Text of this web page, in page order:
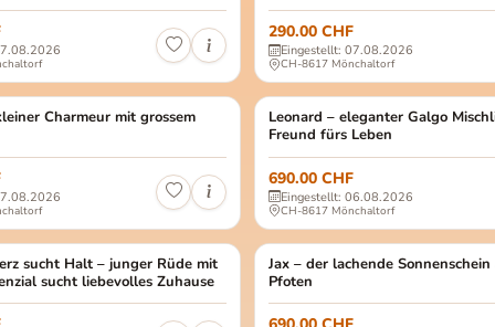
290.00 CHF
Eingestellt: 07.08.2026
CH-8617 Mönchaltorf
Aufenthaltsort: Tierheim Zero Alicante Spanien Oso – treu, r…
Charmeur mit grossem
kastriert Alter: ca. April 2023 Grösse: 35 cm / 10 Kg Mischling
TIERSCHUTZ TIERE
Leonard – eleganter Galgo
Freund fürs Leben
Leonard Männlich, kastriert Alter:
690.00 CHF
Eingestellt: 06.08.2026
CH-8617 Mönchaltorf
Tierheim Zero Alicante Spanien Beily - dein Lieblingshund für…
sucht Halt – junger Rüde mit
sucht liebevolles Zuhause
kastriert Alter: ca. Juni 2022 Grösse: 45 cm Mischling Tierheim Spanien/
TIERSCHUTZ TIERE
Jax – der lachende
Pfoten
Jax Männlich, kastriert Alter: ca.